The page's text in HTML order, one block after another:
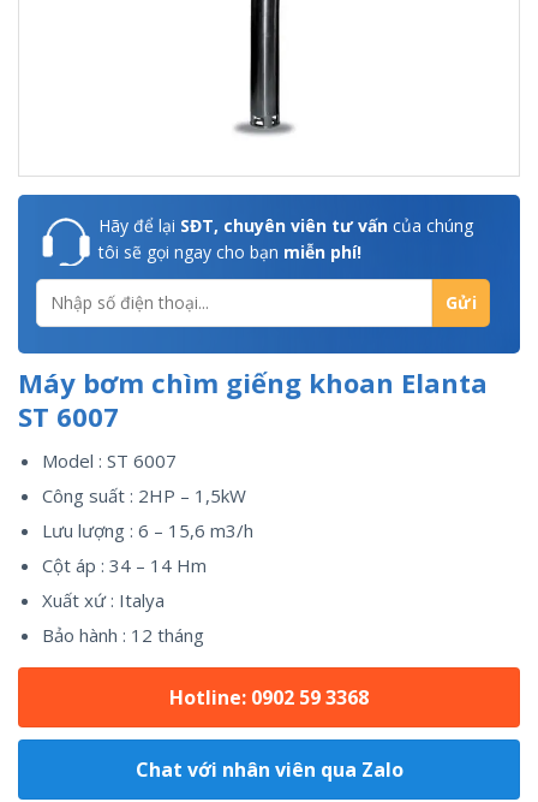
Hãy để lại SĐT, chuyên viên tư vấn của chúng
tôi sẽ gọi ngay cho bạn miễn phí!
Máy bơm chìm giếng khoan Elanta
ST 6007
Model : ST 6007
Công suất : 2HP – 1,5kW
Lưu lượng : 6 – 15,6 m3/h
Cột áp : 34 – 14 Hm
Xuất xứ : Italya
Bảo hành : 12 tháng
Hotline: 0902 59 3368
Chat với nhân viên qua Zalo